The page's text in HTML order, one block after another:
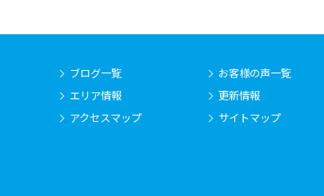
ブログ一覧
エリア情報
アクセスマップ
お客様の声一覧
更新情報
サイトマップ